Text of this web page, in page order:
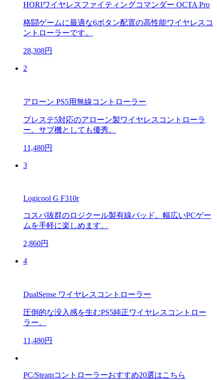
HORIワイヤレスファイティングコマンダー OCTA Pro
格闘ゲームに最適な6ボタン配置の高性能ワイヤレスコ
ントローラーです。
28,308円
2
アローン PS5用無線コントローラー
プレステ5対応のアローン製ワイヤレスコントローラ
ー。サブ機としても優秀。
11,480円
3
Logicool G F310r
コスパ抜群のロジクール製有線パッド。幅広いPCゲー
ムを手軽に楽しめます。
2,860円
4
DualSense ワイヤレスコントローラー
圧倒的な没入感を生むPS5純正ワイヤレスコントロー
ラー。
11,480円
PC/Steamコントローラーおすすめ20選はこちら